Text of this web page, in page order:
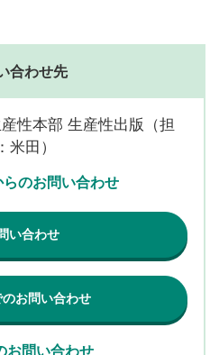
合わせ先
性本部 生産性出版（担
米田）
のお問い合わせ
い合わせ
のお問い合わせ
お問い合わせ